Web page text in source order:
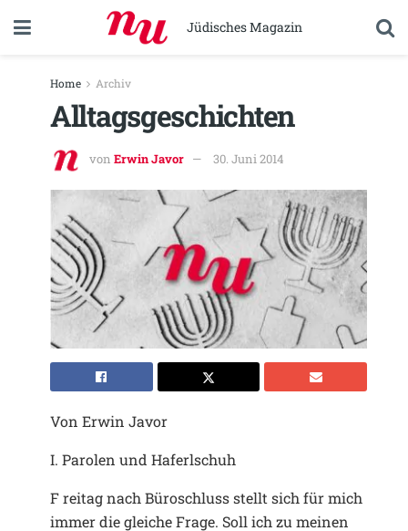
Jüdisches Magazin
Home Archiv
Alltagsgeschichten
von Erwin Javor 30. Juni 2014
Von Erwin Javor
I. Parolen und Haferlschuh
F reitag nach Büroschluss stellt sich für mich
immer die gleiche Frage. Soll ich zu meinen